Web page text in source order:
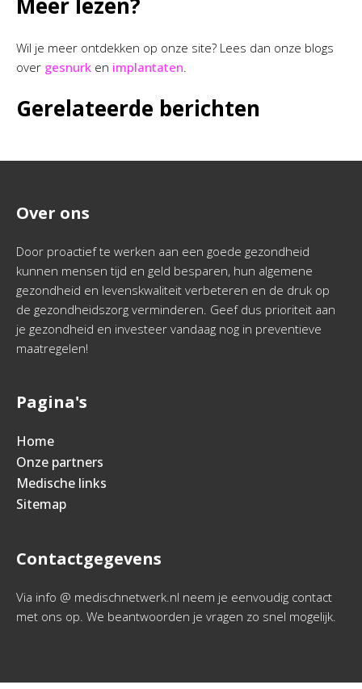
Wil je meer ontdekken op onze site? Lees dan onze blogs
over gesnurk en implantaten.
Gerelateerde berichten
Over ons
Door proactief te werken aan een goede gezondheid
kunnen mensen tijd en geld besparen, hun algemene
gezondheid en levenskwaliteit verbeteren en de druk op
de gezondheidszorg verminderen. Geef dus prioriteit aan
je gezondheid en investeer vandaag nog in preventieve
maatregelen!
Pagina's
Home
Onze partners
Medische links
Sitemap
Contactgegevens
Via info @ medischnetwerk.nl neem je eenvoudig contact
met ons op. We beantwoorden je vragen zo snel mogelijk.